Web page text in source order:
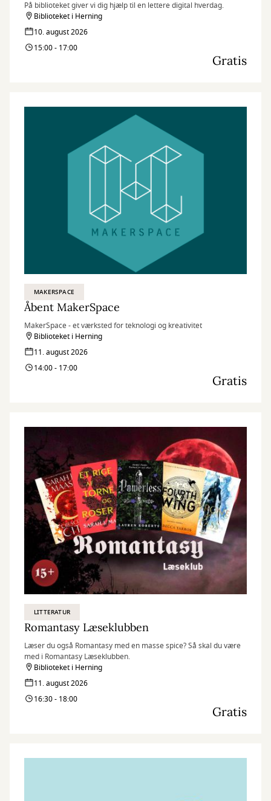
På biblioteket giver vi dig hjælp til en lettere digital hverdag.
Biblioteket i Herning
10. august 2026
15:00 - 17:00
Gratis
MAKERSPACE
Åbent MakerSpace
MakerSpace - et værksted for teknologi og kreativitet
Biblioteket i Herning
11. august 2026
14:00 - 17:00
Gratis
LITTERATUR
Romantasy Læseklubben
Læser du også Romantasy med en masse spice? Så skal du være
med i Romantasy Læseklubben.
Biblioteket i Herning
11. august 2026
16:30 - 18:00
Gratis